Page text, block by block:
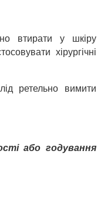
втирати у шкіру
хірургічні
ретельно вимити
або годування